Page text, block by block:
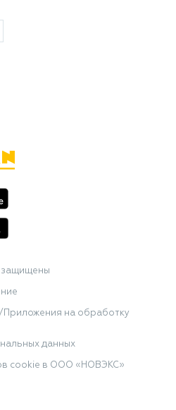
защищены
Приложения на обработку
данных
cookie в ООО «НОВЭКС»